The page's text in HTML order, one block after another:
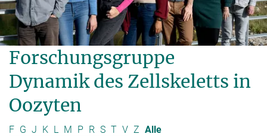
Forschungsgruppe
Dynamik des Zellskeletts in
Oozyten
F G J K L M P R S T V Z Alle